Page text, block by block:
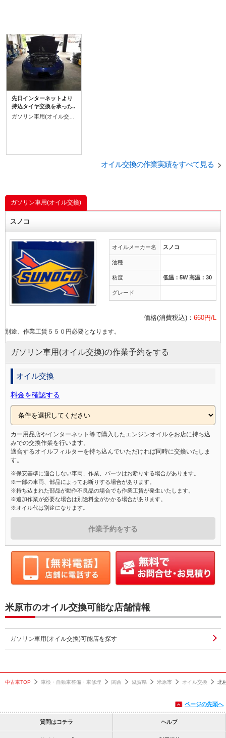
先日インターネットより
持込タイヤ交換を承った
際にレックスをお勧めし
ていただきました。 レッ
復やパワー回復、燃費改
善等様々な効果が得られ
ますのでおススメです。
フューエル1も同時に入れ
オイル常時在庫しており
ますのでお気軽にお問い
合わせください。
オイル交換の作業実績をすべて見る
ガソリン車用(オイル交換)
スノコ
オイルメーカー名 スノコ
油種
粘度 低温：5W 高温：30
グレード
価格(消費税込)： 660円/L
別途、作業工賃５５０円必要となります。
ガソリン車用(オイル交換)の作業予約をする
オイル交換
料金を確認する
カー用品店やインターネット等で購入したエンジンオイルをお店に持ち込
みでの交換作業を行います。
適合するオイルフィルターを持ち込んでいただければ同時に交換いたしま
す。
※保安基準に適合しない車両、作業、パーツはお断りする場合があります。
※一部の車両、部品によってお断りする場合があります。
※持ち込まれた部品が動作不良品の場合でも作業工賃が発生いたします。
※追加作業が必要な場合は別途料金がかかる場合があります。
※オイル代は別途になります。
作業予約をする
米原市のオイル交換可能な店舗情報
ガソリン車用(オイル交換)可能店を探す
中古車TOP 車検・自動車整備・車修理 関西 滋賀県 米原市 オイル交換 北
ページの先頭へ
質問はコチラ ヘルプ